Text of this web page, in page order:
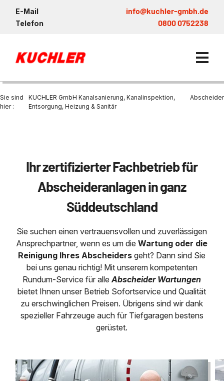
E-Mail info@kuchler-gmbh.de
Telefon 0800 0752238
Großprofilsanierung
Schachtsanierung
GFK - Schachtliner
Kanalreinigung
Kanalinspektion
Grubenentleerung
24h Notdienst
Kosten Preise
Dükerreinigung
Entsorgung
Bohrschlamm
Entsorgung von
Chemisch physikalische
Behandlungsanlage
Entleerung und Reinigung
Regenrückhaltebecken
Grubenentleerung und
Sickerschacht Reinigung
Abfallzwischenlager
Mobile Schlamm-
Wartung und Vollservice
Prüfung &
Sanierung von
Fettabscheider
Entsorgung
Saugbagger / Luftförderanlage
Be- und Entkiesen von
Entleerung von
Faultürmen per
Entleerung und
Saugbagger für Tiefbau
Saugbagger und Pumpen
Fermenter-Entleerung
Regenrückhaltebecken
Entschlammung
Trockensaugen von
Heizung / Sanitär
Wärmepumpen Zentrum
Brückenentwässerung
Nachhaltigkeit & Umwelt
Referenzen
News & Aktuelles
Zertifikate /
Stellenangebote
Sie sind
hier :
KUCHLER GmbH Kanalsanierung, Kanalinspektion,
Entsorgung, Heizung & Sanitär
Abscheider
Ihr zertifizierter Fachbetrieb für
Abscheideranlagen in ganz
Süddeutschland
Sie suchen einen vertrauensvollen und zuverlässigen
Ansprechpartner, wenn es um dieWartung oder die
Reinigung Ihres Abscheiders geht? Dann sind Sie
bei uns genau richtig! Mit unserem kompetenten
Rundum‐Service für alleAbscheider Wartungen
bietet Ihnen unser Betrieb Sofortservice und Qualität
zu erschwinglichen Preisen. Übrigens sind wir dank
spezieller Fahrzeuge auch für Tiefgaragen bestens
gerüstet.